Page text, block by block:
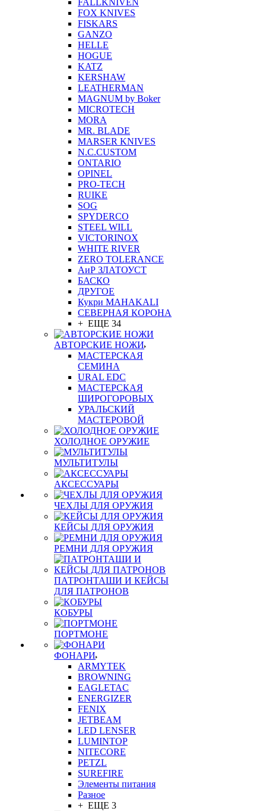
FALLKNIVEN
FOX KNIVES
FISKARS
GANZO
HELLE
HOGUE
KATZ
KERSHAW
LEATHERMAN
MAGNUM by Boker
MICROTECH
MORA
MR. BLADE
MARSER KNIVES
N.C.CUSTOM
ONTARIO
OPINEL
PRO-TECH
RUIKE
SOG
SPYDERCO
STEEL WILL
VICTORINOX
WHITE RIVER
ZERO TOLERANCE
АиР ЗЛАТОУСТ
БАСКО
ДРУГОЕ
Кукри MAHAKALI
СЕВЕРНАЯ КОРОНА
+ ЕЩЕ 34
АВТОРСКИЕ НОЖИ
МАСТЕРСКАЯ
СЕМИНА
URAL EDC
МАСТЕРСКАЯ
ШИРОГОРОВЫХ
УРАЛЬСКИЙ
МАСТЕРОВОЙ
ХОЛОДНОЕ ОРУЖИЕ
МУЛЬТИТУЛЫ
АКСЕССУАРЫ
ЧЕХЛЫ ДЛЯ ОРУЖИЯ
КЕЙСЫ ДЛЯ ОРУЖИЯ
РЕМНИ ДЛЯ ОРУЖИЯ
ПАТРОНТАШИ И КЕЙСЫ
ДЛЯ ПАТРОНОВ
КОБУРЫ
ПОРТМОНЕ
ФОНАРИ
ARMYTEK
BROWNING
EAGLETAC
ENERGIZER
FENIX
JETBEAM
LED LENSER
LUMINTOP
NITECORE
PETZL
SUREFIRE
Элементы питания
Разное
+ ЕЩЕ 3